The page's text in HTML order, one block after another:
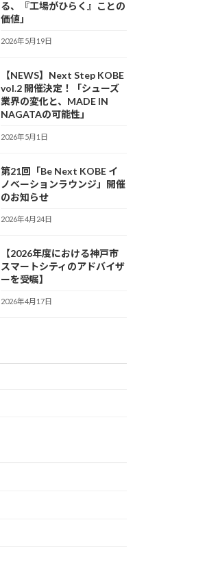
る、『工場がひらく』ことの
価値」
2026年5月19日
【NEWS】Next Step KOBE
vol.2 開催決定！「シューズ
業界の変化と、MADE IN
NAGATAの可能性」
2026年5月1日
第21回「Be Next KOBE イ
ノベーションラウンジ」開催
のお知らせ
2026年4月24日
【2026年度における神戸市
スマートシティのアドバイザ
ーを受嘱】
2026年4月17日